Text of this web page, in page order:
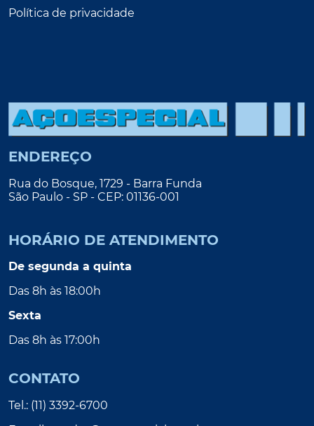
Política de privacidade
ENDEREÇO
Rua do Bosque, 1729 - Barra Funda
São Paulo - SP - CEP: 01136-001
HORÁRIO DE ATENDIMENTO
De segunda a quinta
Das 8h às 18:00h
Sexta
Das 8h às 17:00h
CONTATO
Tel.: (11) 3392-6700